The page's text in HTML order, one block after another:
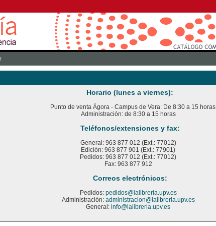
Horario (lunes a viernes):
Punto de venta Ágora - Campus de Vera: De 8:30 a 15 horas
Administración: de 8:30 a 15 horas
Teléfonos/extensiones y fax:
General: 963 877 012 (Ext.: 77012)
Edición: 963 877 901 (Ext.: 77901)
Pedidos: 963 877 012 (Ext.: 77012)
Fax: 963 877 912
Correos electrónicos:
Pedidos: pedidos@lalibreria.upv.es
Administración: administracion@lalibreria.upv.es
General: info@lalibreria.upv.es